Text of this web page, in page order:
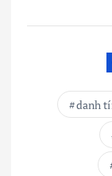
danh